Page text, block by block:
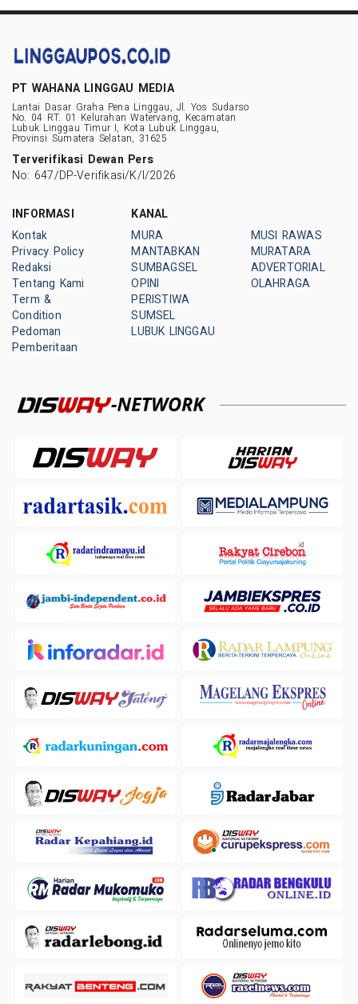
PT WAHANA LINGGAU MEDIA
Lantai Dasar Graha Pena Linggau, Jl. Yos Sudarso
No. 04 RT. 01 Kelurahan Watervang, Kecamatan
Lubuk Linggau Timur I, Kota Lubuk Linggau,
Provinsi Sumatera Selatan, 31625
Terverifikasi Dewan Pers
No: 647/DP-Verifikasi/K/I/2026
INFORMASI
Kontak
Privacy Policy
Redaksi
Tentang Kami
Term &
Condition
Pedoman
Pemberitaan
KANAL
MURA
MANTABKAN
SUMBAGSEL
OPINI
PERISTIWA
SUMSEL
LUBUK LINGGAU
MUSI RAWAS
MURATARA
ADVERTORIAL
OLAHRAGA